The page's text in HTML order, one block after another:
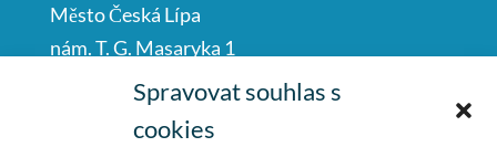
Spravovat souhlas s
cookies
Město Česká Lípa
nám. T. G. Masaryka 1
Česká Lípa